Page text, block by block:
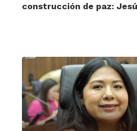
construcción de paz: